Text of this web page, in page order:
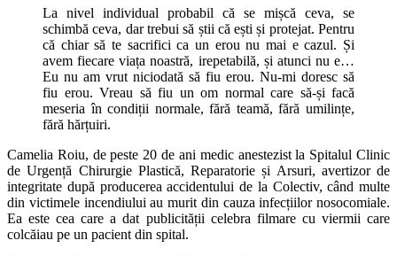
La nivel individual probabil că se mișcă ceva, se
schimbă ceva, dar trebui să știi că ești și protejat. Pentru
că chiar să te sacrifici ca un erou nu mai e cazul. Și
avem fiecare viața noastră, irepetabilă, și atunci nu e…
Eu nu am vrut niciodată să fiu erou. Nu-mi doresc să
fiu erou. Vreau să fiu un om normal care să-și facă
meseria în condiții normale, fără teamă, fără umilințe,
fără hărțuiri.
Camelia Roiu, de peste 20 de ani medic anestezist la Spitalul Clinic
de Urgență Chirurgie Plastică, Reparatorie și Arsuri, avertizor de
integritate după producerea accidentului de la Colectiv, când multe
din victimele incendiului au murit din cauza infecțiilor nosocomiale.
Ea este cea care a dat publicității celebra filmare cu viermii care
colcăiau pe un pacient din spital.